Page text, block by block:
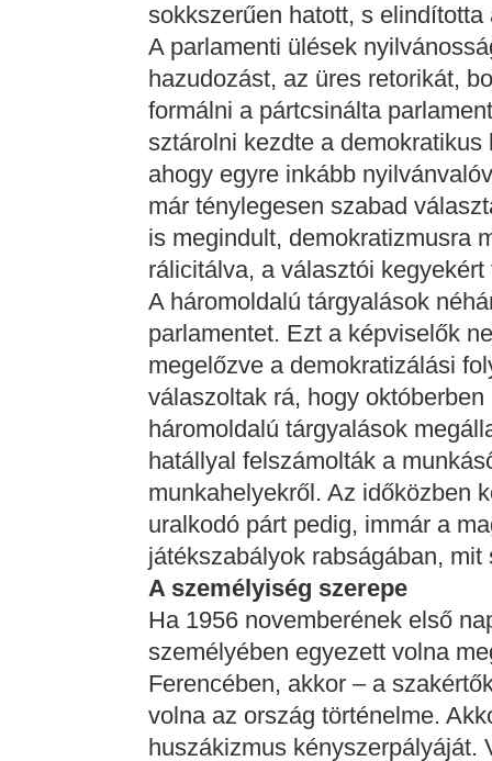
sokkszerűen hatott, s
A parlamenti ülések
hazudozást, az üres retorikát,
formálni a pártcsinálta
sztárolni kezdte a
ahogy egyre inkább
már ténylegesen szabad
is megindult, demokratizmusra
rálicitálva, a választói kegyekért
A háromoldalú tárgyalások
parlamentet. Ezt a képviselők
megelőzve a demokratizálási
válaszoltak rá, hogy
háromoldalú tárgyalások
hatállyal felszámolták a
munkahelyekről. Az időközben
uralkodó párt pedig, immár a
játékszabályok rabságában, mit
A személyiség szerepe
Ha 1956 novemberének első
személyében egyezett volna
Ferencében, akkor – a
volna az ország történelme.
huszákizmus kényszerpályáját.